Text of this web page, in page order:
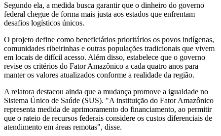
Segundo ela, a medida busca garantir que o dinheiro do governo
federal chegue de forma mais justa aos estados que enfrentam
desafios logísticos únicos.
O projeto define como beneficiários prioritários os povos indígenas,
comunidades ribeirinhas e outras populações tradicionais que vivem
em locais de difícil acesso. Além disso, estabelece que o governo
revise os critérios do Fator Amazônico a cada quatro anos para
manter os valores atualizados conforme a realidade da região.
A relatora destacou ainda que a mudança promove a igualdade no
Sistema Único de Saúde (SUS). "A instituição do Fator Amazônico
representa medida de aprimoramento do financiamento, ao permitir
que o rateio de recursos federais considere os custos diferenciais de
atendimento em áreas remotas", disse.